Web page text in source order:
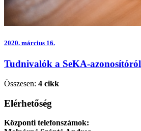
2020. március 16.
Tudnivalók a SeKA-azonosítóról
Összesen: 4 cikk
Elérhetőség
Központi telefonszámok: